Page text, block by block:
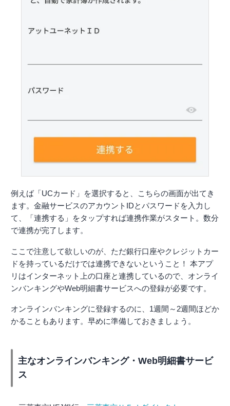
例えば「UCカード」を選択すると、こちらの画面が出てき
ます。金融サービスのアカウントIDとパスワードを入力し
て、「連携する」をタップすれば連携作業がスタート。数分
で連携が完了します。
ここで注意して欲しいのが、ただ銀行口座やクレジットカー
ドを持っているだけでは連携できないということ！ 本アプ
リはインターネット上の口座と連携しているので、オンライ
ンバンキングやWeb明細書サービスへの登録が必要です。
オンラインバンキングに登録するのに、1週間～2週間ほどか
かることもあります。早めに準備しておきましょう。
主なオンラインバンキング・Web明細書サービ
ス